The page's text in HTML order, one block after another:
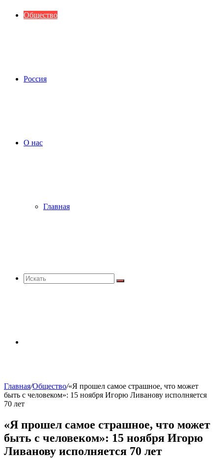
Общество
Россия
О нас
Главная
Искать
Главная/Общество/«Я прошел самое страшное, что может
быть с человеком»: 15 ноября Игорю Ливанову исполняется
70 лет
«Я прошел самое страшное, что может
быть с человеком»: 15 ноября Игорю
Ливанову исполняется 70 лет